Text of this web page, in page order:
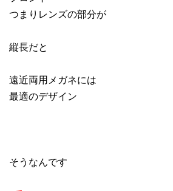
つまりレンズの部分が
縦長だと
遠近両用メガネには
最適のデザイン
そうなんです